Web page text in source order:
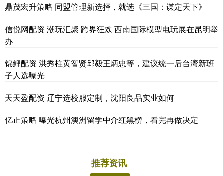
鼎茂宏升策略 同盟管理新选择，就选《三国：谋定天下》
信悦网配资 潮玩汇聚 跨界狂欢 西南国际模型电玩展在昆明举
办
锦鲤配资 洪秀柱黄智贤邱毅王炳忠等，建议统一后台湾新班
子人选曝光
天天盈配资 辽宁选校服定制，沈阳良品实业如何
亿正策略 曝光杭州澳洲留学中介红黑榜，看完再做决定
推荐资讯